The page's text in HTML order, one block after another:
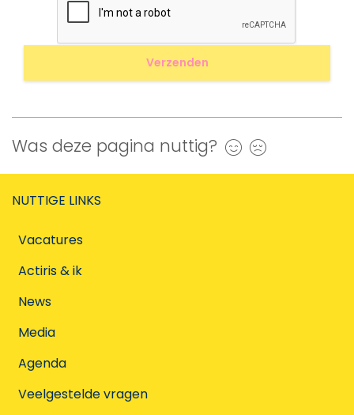
Was deze pagina nuttig? Ja
NUTTIGE LINKS
Vacatures
Actiris & ik
News
Media
Agenda
Veelgestelde vragen